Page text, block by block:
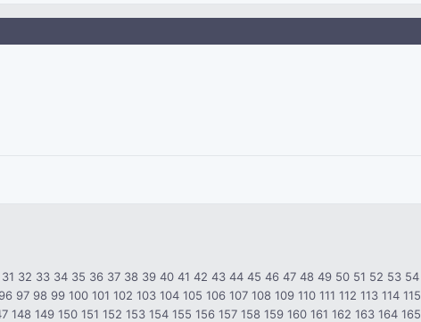
31 32 33 34 35 36 37 38 39 40 41 42 43 44 45 46 47 48 49 50 51 52 53 54
96 97 98 99 100 101 102 103 104 105 106 107 108 109 110 111 112 113 114 115
148 149 150 151 152 153 154 155 156 157 158 159 160 161 162 163 164 165